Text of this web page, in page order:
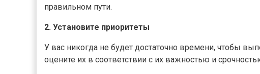
правильном пути.
2. Установите приоритеты
У вас никогда не будет достаточно времени, чтобы
оцените их в соответствии с их важностью и